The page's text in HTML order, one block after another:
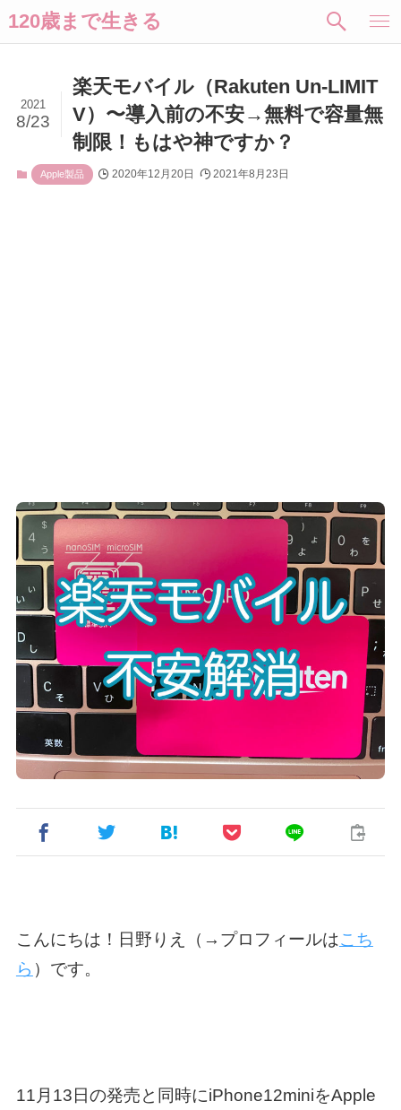
120歳まで生きる
楽天モバイル（Rakuten Un-LIMIT
V）〜導入前の不安→無料で容量無
制限！もはや神ですか？
2021
8/23
Apple製品 2020年12月20日 2021年8月23日
こんにちは！日野りえ（→プロフィールはこち
ら ）です。
11月13日の発売と同時にiPhone12miniをApple